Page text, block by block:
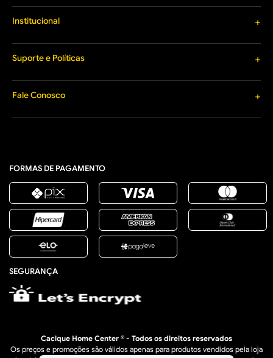
Louças e Metais
Materiais Hidráulicos
Ferramentas
Institucional +
Termos de Uso
Trabalhe Conosco
Segurança e Privacidade
Suporte e Políticas +
Formas de Pagamento
Política Comercial de
Retire na Loja
Fale Conosco +
FORMAS DE PAGAMENTO
SEGURANÇA
Cacique Home Center ® - Todos os direitos reservados
Os preços e promoções são válidos apenas para produtos vendidos pela loja